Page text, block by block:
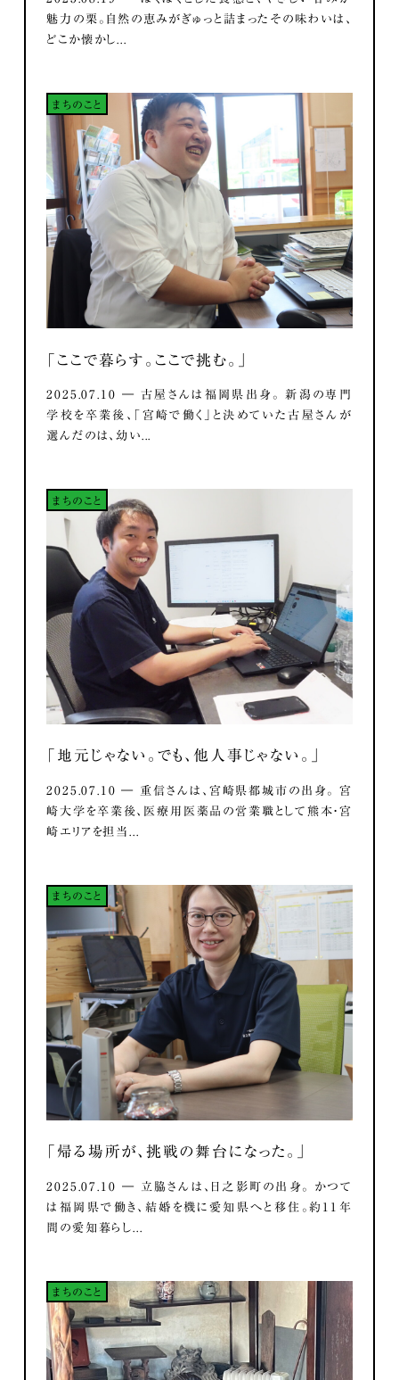
魅力の栗。自然の恵みがぎゅっと詰まったその味わいは、
どこか懐かし...
まちのこと
「ここで暮らす。ここで挑む。」
2025.07.10 ― 古屋さんは福岡県出身。 新潟の専門
学校を卒業後、「宮崎で働く」と決めていた古屋さんが
選んだのは、幼い...
まちのこと
「地元じゃない。でも、他人事じゃない。」
2025.07.10 ― 重信さんは、宮崎県都城市の出身。 宮
崎大学を卒業後、医療用医薬品の営業職として熊本・宮
崎エリアを担当...
まちのこと
「帰る場所が、挑戦の舞台になった。」
2025.07.10 ― 立脇さんは、日之影町の出身。 かつて
は福岡県で働き、結婚を機に愛知県へと移住。約11年
間の愛知暮らし...
まちのこと